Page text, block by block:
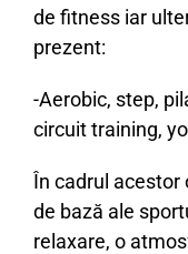
de fitness iar
prezent:
-Aerobic, step,
circuit training,
În cadrul acestor
de bază ale
relaxare, o